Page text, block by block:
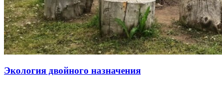
Экология двойного назначения